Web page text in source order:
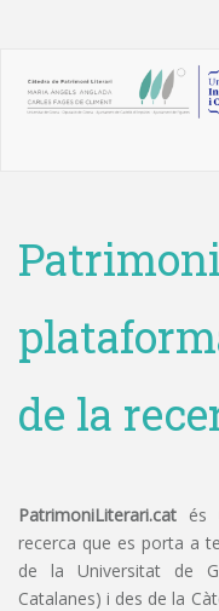
de la
PatrimoniLiterari.cat és
recerca que es porta a
de la Universitat de
Catalanes) i des de la